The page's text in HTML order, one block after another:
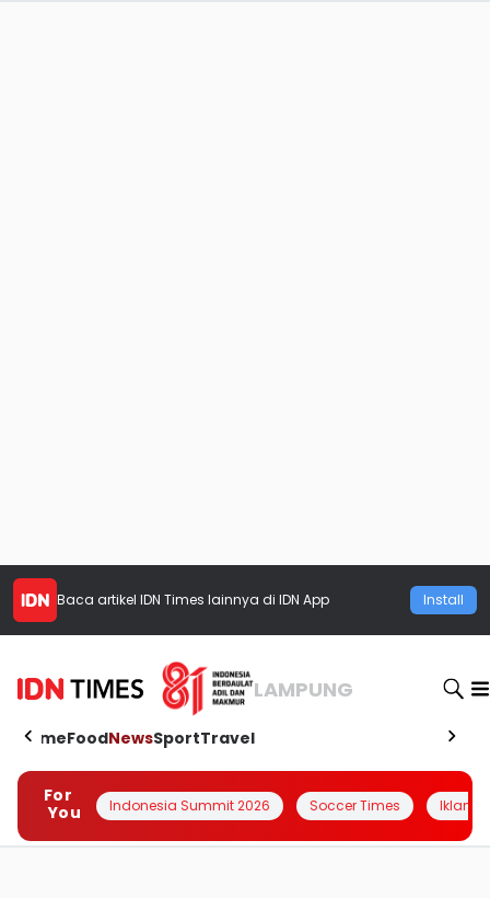
Baca artikel IDN Times lainnya di IDN App Install
LAMPUNG
HomeFoodNewsSportTravel
For
You
Indonesia Summit 2026 Soccer Times Iklanin